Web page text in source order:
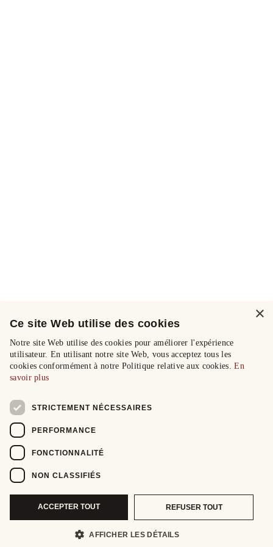
×
Ce site Web utilise des cookies
Notre site Web utilise des cookies pour améliorer l'expérience
utilisateur. En utilisant notre site Web, vous acceptez tous les
cookies conformément à notre Politique relative aux cookies.En
savoir plus
STRICTEMENT NÉCESSAIRES
PERFORMANCE
FONCTIONNALITÉ
NON CLASSIFIÉS
ACCEPTER TOUT REFUSER TOUT
AFFICHER LES DÉTAILS